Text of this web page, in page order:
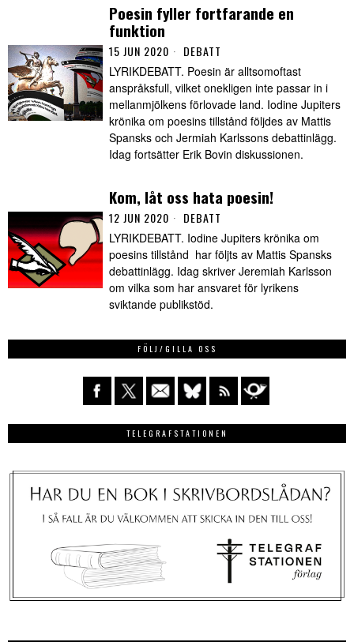
Poesin fyller fortfarande en
funktion
15 JUN 2020 DEBATT
LYRIKDEBATT. Poesin är alltsomoftast
anspråksfull, vilket onekligen inte passar in i
mellanmjölkens förlovade land. Iodine Jupiters
krönika om poesins tillstånd följdes av Mattis
Spansks och Jermiah Karlssons debattinlägg.
Idag fortsätter Erik Bovin diskussionen.
Kom, låt oss hata poesin!
12 JUN 2020 DEBATT
LYRIKDEBATT. Iodine Jupiters krönika om
poesins tillstånd har följts av Mattis Spansks
debattinlägg. Idag skriver Jeremiah Karlsson
om vilka som har ansvaret för lyrikens
sviktande publikstöd.
FÖLJ/GILLA OSS
TELEGRAFSTATIONEN